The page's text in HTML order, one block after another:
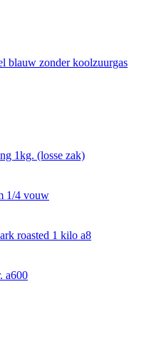
blauw zonder koolzuurgas
1kg. (losse zak)
1/4 vouw
roasted 1 kilo a8
a600